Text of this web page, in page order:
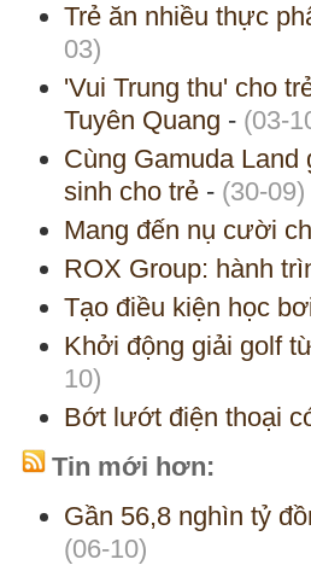
Trẻ ăn nhiều thực
03)
'Vui Trung thu' cho
Tuyên Quang - (03-
Cùng Gamuda Land
sinh cho trẻ - (30-09)
Mang đến nụ cười
ROX Group: hành
Tạo điều kiện học
Khởi động giải golf
10)
Bớt lướt điện thoại
Tin mới hơn:
Gần 56,8 nghìn tỷ
(06-10)